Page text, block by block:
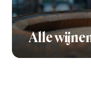
Alle